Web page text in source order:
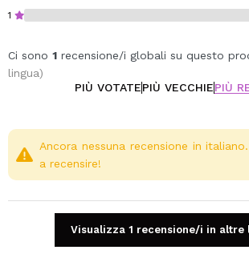
trarrà solo giovamento.
1
Ci sono 1 recensione/i globali su questo
lingua)
PIÙ VOTATEPIÙ VECCHIEPIÙ
Ancora nessuna recensione in
a recensire!
Visualizza 1 recensione/i in altre